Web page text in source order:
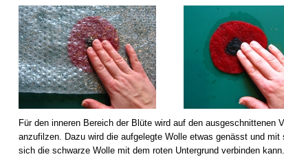
Für den inneren Bereich der Blüte wird auf den
anzufilzen. Dazu wird die aufgelegte Wolle etwas genässt und
sich die schwarze Wolle mit dem roten Untergrund verbinden kann.